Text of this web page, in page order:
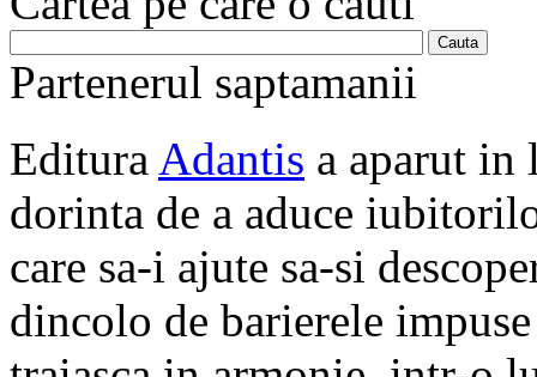
Partenerul saptamanii
Editura Adantis a aparut in
dorinta de a aduce
care sa-i ajute sa-si
dincolo de barierele